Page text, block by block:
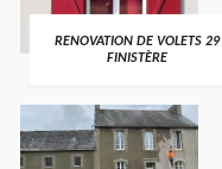
RENOVATION DE VOLETS 29
FINISTÈRE